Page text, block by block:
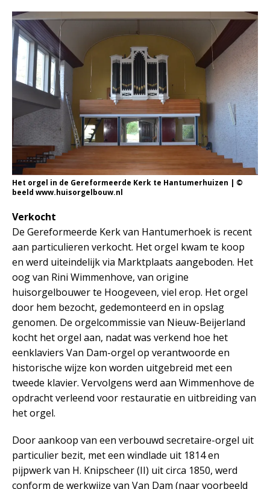
Het orgel in de Gereformeerde Kerk te Hantumerhuizen | ©
beeld www.huisorgelbouw.nl
Verkocht
De Gereformeerde Kerk van Hantumerhoek is recent
aan particulieren verkocht. Het orgel kwam te koop
en werd uiteindelijk via Marktplaats aangeboden. Het
oog van Rini Wimmenhove, van origine
huisorgelbouwer te Hoogeveen, viel erop. Het orgel
door hem bezocht, gedemonteerd en in opslag
genomen. De orgelcommissie van Nieuw-Beijerland
kocht het orgel aan, nadat was verkend hoe het
eenklaviers Van Dam-orgel op verantwoorde en
historische wijze kon worden uitgebreid met een
tweede klavier. Vervolgens werd aan Wimmenhove de
opdracht verleend voor restauratie en uitbreiding van
het orgel.
Door aankoop van een verbouwd secretaire-orgel uit
particulier bezit, met een windlade uit 1814 en
pijpwerk van H. Knipscheer (II) uit circa 1850, werd
conform de werkwijze van Van Dam (naar voorbeeld